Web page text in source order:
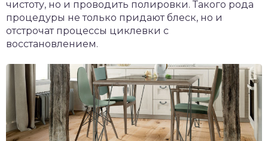
чистоту, но и проводить полировки. Такого рода
процедуры не только придают блеск, но и
отстрочат процессы циклевки с
восстановлением.